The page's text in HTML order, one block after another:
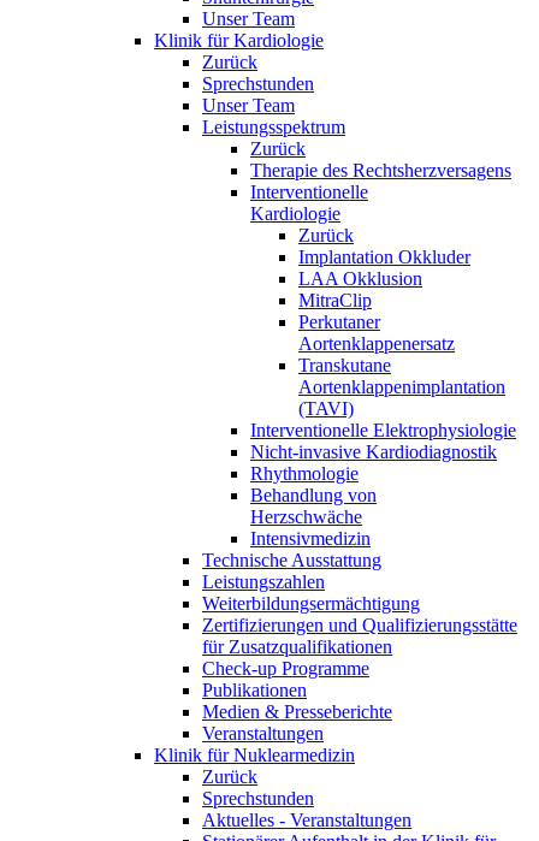
Unser Team
Klinik für Kardiologie
Zurück
Sprechstunden
Unser Team
Leistungsspektrum
Zurück
Therapie des Rechtsherzversagens
Interventionelle
Kardiologie
Zurück
Implantation Okkluder
LAA Okklusion
MitraClip
Perkutaner
Aortenklappenersatz
Transkutane
Aortenklappenimplantation
(TAVI)
Interventionelle Elektrophysiologie
Nicht-invasive Kardiodiagnostik
Rhythmologie
Behandlung von
Herzschwäche
Intensivmedizin
Technische Ausstattung
Leistungszahlen
Weiterbildungsermächtigung
Zertifizierungen und Qualifizierungsstätte
für Zusatzqualifikationen
Check-up Programme
Publikationen
Medien & Presseberichte
Veranstaltungen
Klinik für Nuklearmedizin
Zurück
Sprechstunden
Aktuelles - Veranstaltungen